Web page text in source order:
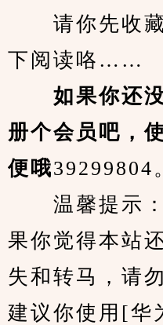
请你先收藏
下阅读咯……
如果你还没
册个会员吧，
便哦39299804
温馨提示：
果你觉得本站
失和转马，请
建议你使用[